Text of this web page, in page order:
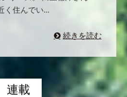
く住んでい...
続きを読む
連載